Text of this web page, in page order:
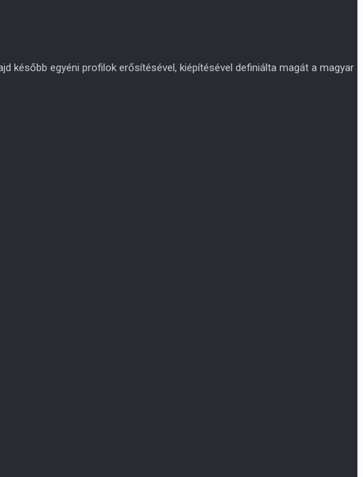
később egyéni profilok erősítésével, kiépítésével definiálta magát a magyar